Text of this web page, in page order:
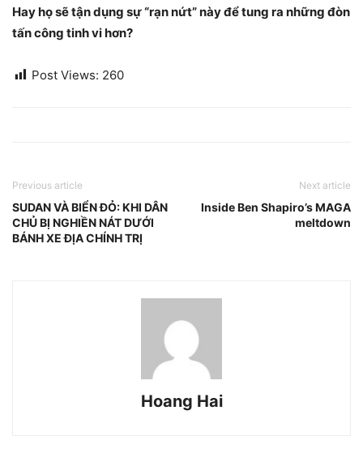
Hay họ sẽ tận dụng sự “rạn nứt” này để tung ra những đòn
tấn công tinh vi hơn?
Post Views: 260
Previous article
SUDAN VÀ BIỂN ĐỎ: KHI DÂN
CHỦ BỊ NGHIỀN NÁT DƯỚI
BÁNH XE ĐỊA CHÍNH TRỊ
Next article
Inside Ben Shapiro’s MAGA
meltdown
Hoang Hai